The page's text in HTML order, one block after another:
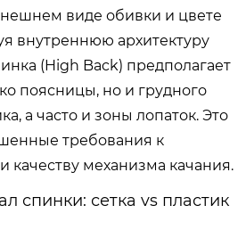
виде обивки и цвете
внутреннюю архитектуру
(High Back) предполагает
поясницы, но и грудного
а часто и зоны лопаток. Это
требования к
качеству механизма качания.
спинки: сетка vs пластик